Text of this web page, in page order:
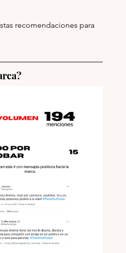
recomendaciones para